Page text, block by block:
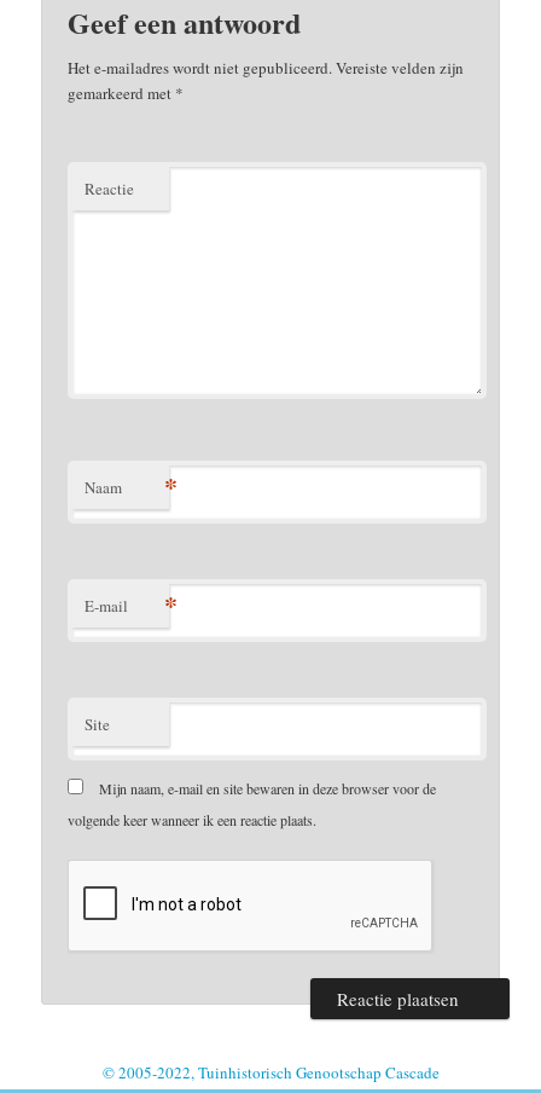
Geef een antwoord
Het e-mailadres wordt niet gepubliceerd.Vereiste velden zijn
gemarkeerd met *
Reactie
Naam *
E-mail *
Site
Mijn naam, e-mail en site bewaren in deze browser voor de
volgende keer wanneer ik een reactie plaats.
© 2005-2022, Tuinhistorisch Genootschap Cascade